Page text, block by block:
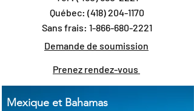
Québec: (418) 204-1170
Sans frais: 1-866-680-2221
Demande de soumission
Prenez rendez-vous
Mexique et Bahamas